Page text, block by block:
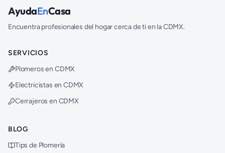
AyudaEnCasa
Encuentra profesionales del hogar cerca de ti en la CDMX.
SERVICIOS
Plomeros en CDMX
Electricistas en CDMX
Cerrajeros en CDMX
BLOG
Tips de Plomería